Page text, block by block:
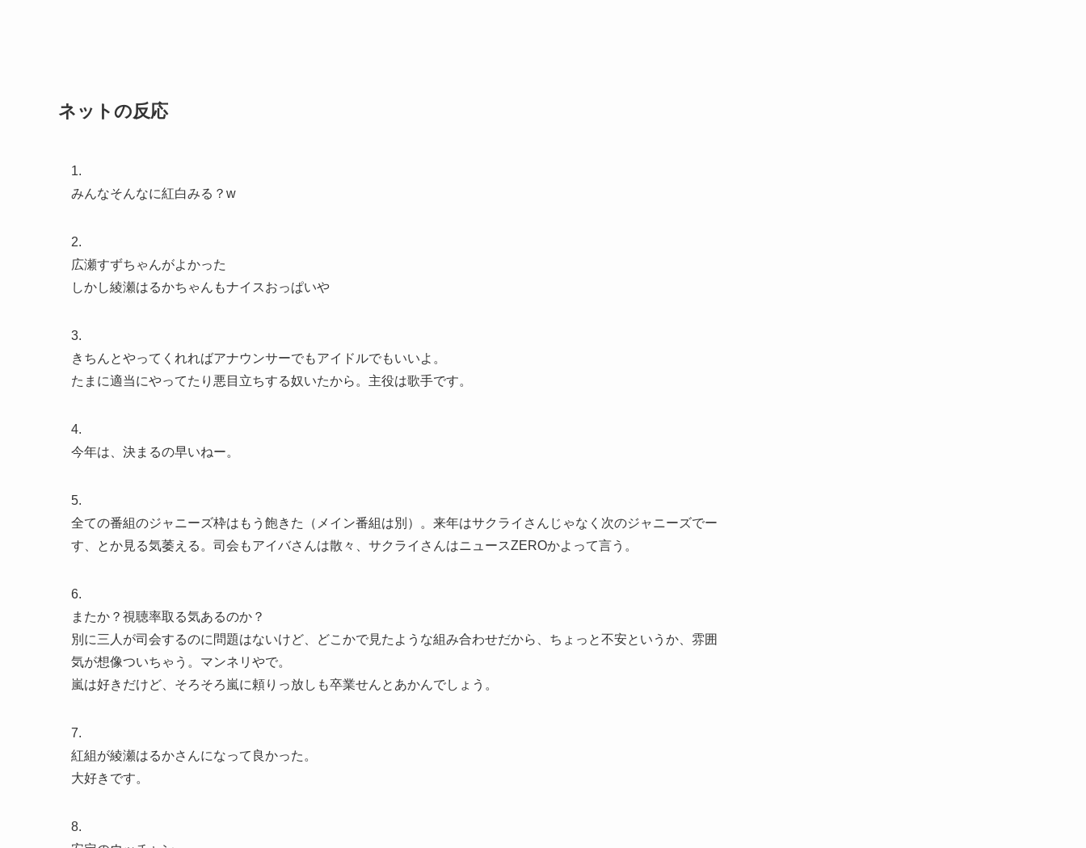
ネットの反応
1.
みんなそんなに紅白みる？w
2.
広瀬すずちゃんがよかった
しかし綾瀬はるかちゃんもナイスおっぱいや
3.
きちんとやってくれればアナウンサーでもアイドルでもいいよ。
たまに適当にやってたり悪目立ちする奴いたから。主役は歌手です。
4.
今年は、決まるの早いねー。
5.
全ての番組のジャニーズ枠はもう飽きた（メイン番組は別）。来年はサクライさんじゃなく次のジャニーズでー
す、とか見る気萎える。司会もアイバさんは散々、サクライさんはニュースZEROかよって言う。
6.
またか？視聴率取る気あるのか？
別に三人が司会するのに問題はないけど、どこかで見たような組み合わせだから、ちょっと不安というか、雰囲
気が想像ついちゃう。マンネリやで。
嵐は好きだけど、そろそろ嵐に頼りっ放しも卒業せんとあかんでしょう。
7.
紅組が綾瀬はるかさんになって良かった。
大好きです。
8.